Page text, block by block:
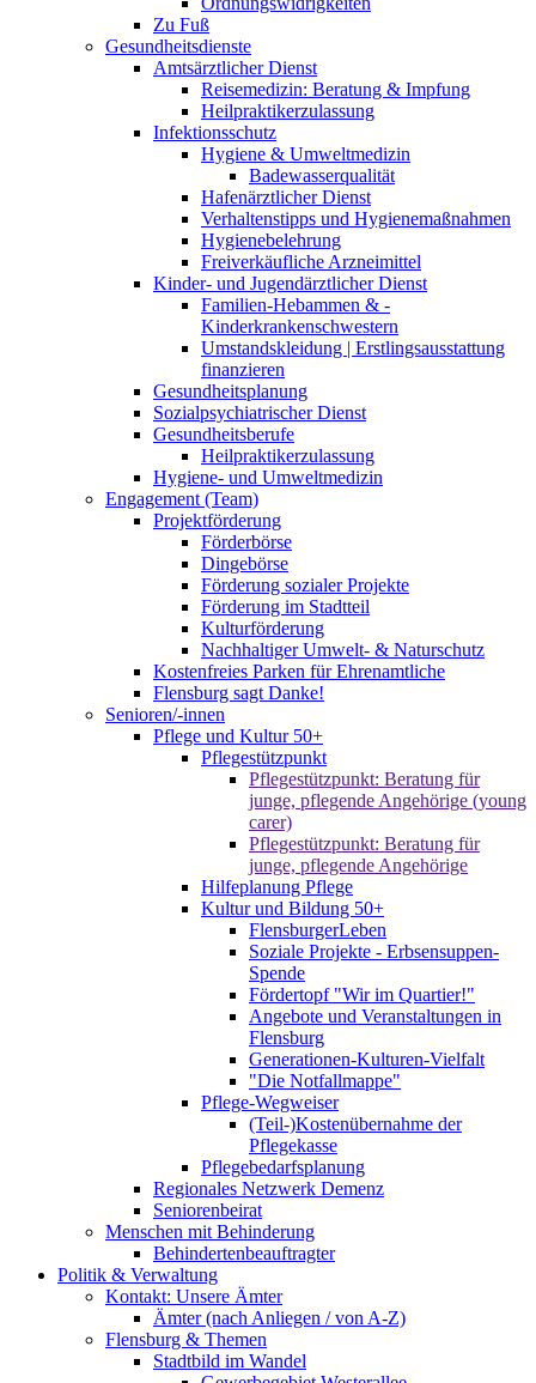
Zu Fuß
Gesundheitsdienste
Amtsärztlicher Dienst
Reisemedizin: Beratung & Impfung
Heilpraktikerzulassung
Infektionsschutz
Hygiene & Umweltmedizin
Badewasserqualität
Hafenärztlicher Dienst
Verhaltenstipps und Hygienemaßnahmen
Hygienebelehrung
Freiverkäufliche Arzneimittel
Kinder- und Jugendärztlicher Dienst
Familien-Hebammen & -
Kinderkrankenschwestern
Umstandskleidung | Erstlingsausstattung
finanzieren
Gesundheitsplanung
Sozialpsychiatrischer Dienst
Gesundheitsberufe
Heilpraktikerzulassung
Hygiene- und Umweltmedizin
Engagement (Team)
Projektförderung
Förderbörse
Dingebörse
Förderung sozialer Projekte
Förderung im Stadtteil
Kulturförderung
Nachhaltiger Umwelt- & Naturschutz
Kostenfreies Parken für Ehrenamtliche
Flensburg sagt Danke!
Senioren/-innen
Pflege und Kultur 50+
Pflegestützpunkt
Pflegestützpunkt: Beratung für
junge, pflegende Angehörige (young
carer)
Pflegestützpunkt: Beratung für
junge, pflegende Angehörige
Hilfeplanung Pflege
Kultur und Bildung 50+
FlensburgerLeben
Soziale Projekte - Erbsensuppen-
Spende
Fördertopf "Wir im Quartier!"
Angebote und Veranstaltungen in
Flensburg
Generationen-Kulturen-Vielfalt
"Die Notfallmappe"
Pflege-Wegweiser
(Teil-)Kostenübernahme der
Pflegekasse
Pflegebedarfsplanung
Regionales Netzwerk Demenz
Seniorenbeirat
Menschen mit Behinderung
Behindertenbeauftragter
Politik & Verwaltung
Kontakt: Unsere Ämter
Ämter (nach Anliegen / von A-Z)
Flensburg & Themen
Stadtbild im Wandel